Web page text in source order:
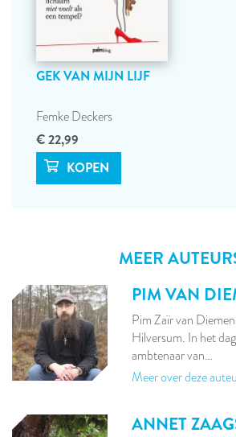
GEK VAN MIJN LIJF
Femke Deckers
€ 22,99
MEER
PIM VAN
Pim Zaïr van
Hilversum. In het
ambtenaar van…
Meer over deze
ANNET